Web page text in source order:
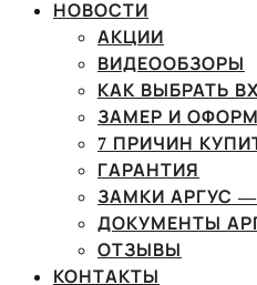
НОВОСТИ
АКЦИИ
ВИДЕООБЗОРЫ
КАК ВЫБРАТЬ
ЗАМЕР И
7 ПРИЧИН
ГАРАНТИЯ
ЗАМКИ АРГУС —
ДОКУМЕНТЫ
ОТЗЫВЫ
КОНТАКТЫ